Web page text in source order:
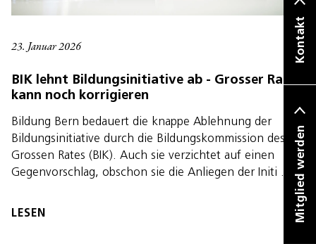
23. Januar 2026
BIK lehnt Bildungsinitiative ab - Grosser Rat
kann noch korrigieren
Bildung Bern bedauert die knappe Ablehnung der
Bildungsinitiative durch die Bildungskommission des
Grossen Rates (BIK). Auch sie verzichtet auf einen
Gegenvorschlag, obschon sie die Anliegen der Initi …
LESEN Mitglied werden
Kontakt